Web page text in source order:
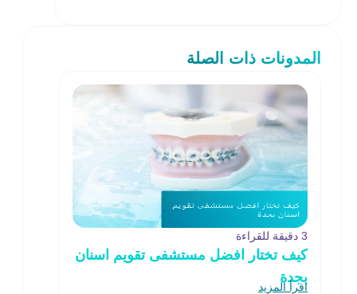
المدونات ذات الصلة
3 دقيقة للقراءة
كيف تختار افضل مستشفى تقويم اسنان
بجدة
اقرأ المزيد